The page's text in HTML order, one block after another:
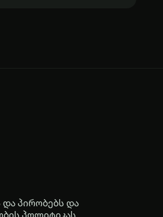
და პირობებს და
პოლიტიკას